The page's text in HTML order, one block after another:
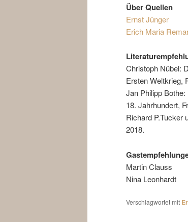
Über Quellen
Ernst Jünger
Erich Maria
Christoph Nübel:
Ersten Weltkrieg,
Jan Philipp
18. Jahrhundert,
Richard P.Tucker
2018.
Martin Clauss
Nina Leonhardt
Verschlagwortet mit